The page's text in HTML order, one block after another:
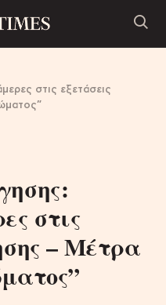
στις εξετάσεις
στις
– Μέτρα